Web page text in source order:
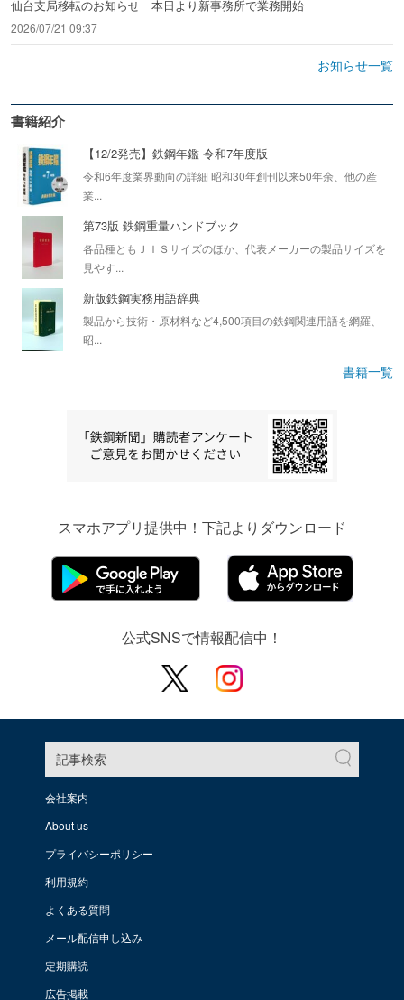
仙台支局移転のお知らせ 本日より新事務所で業務開始
2026/07/21 09:37
お知らせ一覧
書籍紹介
【12/2発売】鉄鋼年鑑 令和7年度版
令和6年度業界動向の詳細 昭和30年創刊以来50年余、他の産
業...
第73版 鉄鋼重量ハンドブック
各品種ともＪＩＳサイズのほか、代表メーカーの製品サイズを
見やす...
新版鉄鋼実務用語辞典
製品から技術・原材料など4,500項目の鉄鋼関連用語を網羅、
昭...
書籍一覧
スマホアプリ提供中！下記よりダウンロード
公式SNSで情報配信中！
記事検索
会社案内
About us
プライバシーポリシー
利用規約
よくある質問
メール配信申し込み
定期購読
広告掲載